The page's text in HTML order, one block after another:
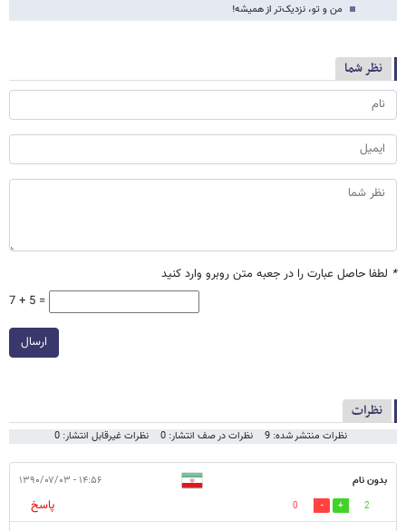
من و تو، نزدیک‌تر از همیشه!
نظر شما
* لطفا حاصل عبارت را در جعبه متن روبرو وارد کنید
7 + 5 =
ارسال
نظرات
نظرات منتشر شده: 9 نظرات در صف انتشار: 0 نظرات غیرقابل انتشار: 0
بدون نام ۱۴:۵۶ - ۱۳۹۰/۰۷/۰۳
2
0
پاسخ